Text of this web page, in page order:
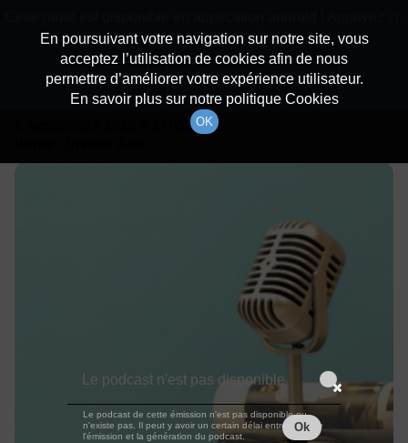
Détails De L'émission
à 17h59
En poursuivant votre navigation sur notre site, vous
acceptez l’utilisation de cookies afin de nous
permettre d’améliorer votre expérience utilisateur.
En savoir plus sur notre politique Cookies
OK
dessous pour l'installer.
Non merci Télécharger l'application
Le podcast n'est pas disponible
Le podcast de cette émission n'est pas disponible ou
n'existe pas. Il peut y avoir un certain délai entre la fin de
l'émission et la génération du podcast.
Ok